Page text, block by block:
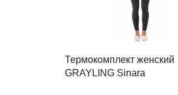
Термокомплект женский
GRAYLING Sinara